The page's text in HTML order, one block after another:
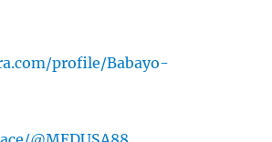
profile/Babayo-